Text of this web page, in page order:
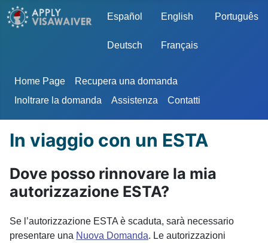
Seleziona la tua lingua
Español English Português
Deutsch Français
Home Page
Recupera una domanda
Inoltrare la domanda
Assistenza Contatti
In viaggio con un ESTA
Dove posso rinnovare la mia
autorizzazione ESTA?
Se l’autorizzazione ESTA è scaduta, sarà necessario
presentare una Nuova Domanda. Le autorizzazioni